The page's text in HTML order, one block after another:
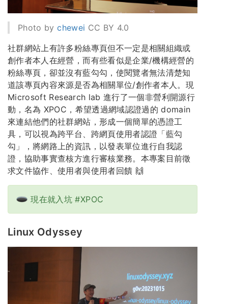
Photo bychewei CC BY 4.0
社群網站上有許多粉絲專頁但不一定是相關組織或
創作者本人在經營，而有些看似是企業/機構經營的
粉絲專頁，卻並沒有藍勾勾，使閱覽者無法清楚知
道該專頁內容來源是否為相關單位/創作者本人。現
Microsoft Research lab 進行了一個非營利開源行
動，名為 XPOC，希望透過網域認證過的 domain
來連結他們的社群網站，形成一個簡單的憑證工
具，可以視為跨平台、跨網頁使用者認證「藍勾
勾」，將網路上的資訊，以發表單位進行自我認
證，協助事實查核方進行審核業務。本專案目前徵
求文件協作、使用者與使用者回饋 🙌
現在就入坑 #XPOC
Linux Odyssey